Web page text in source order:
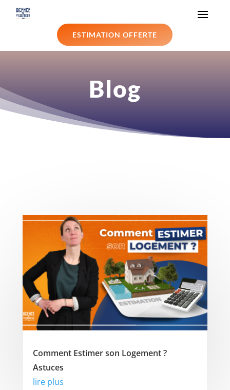
ESTIMATION OFFERTE
Blog
Comment Estimer son Logement ?
Astuces
lire plus